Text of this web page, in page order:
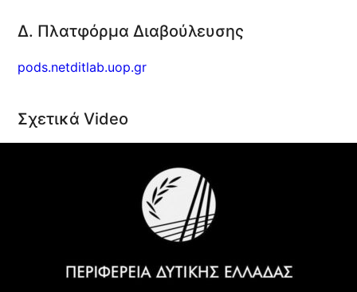
Δ. Πλατφόρμα Διαβούλευσης
pods.netditlab.uop.gr
Σχετικά Video